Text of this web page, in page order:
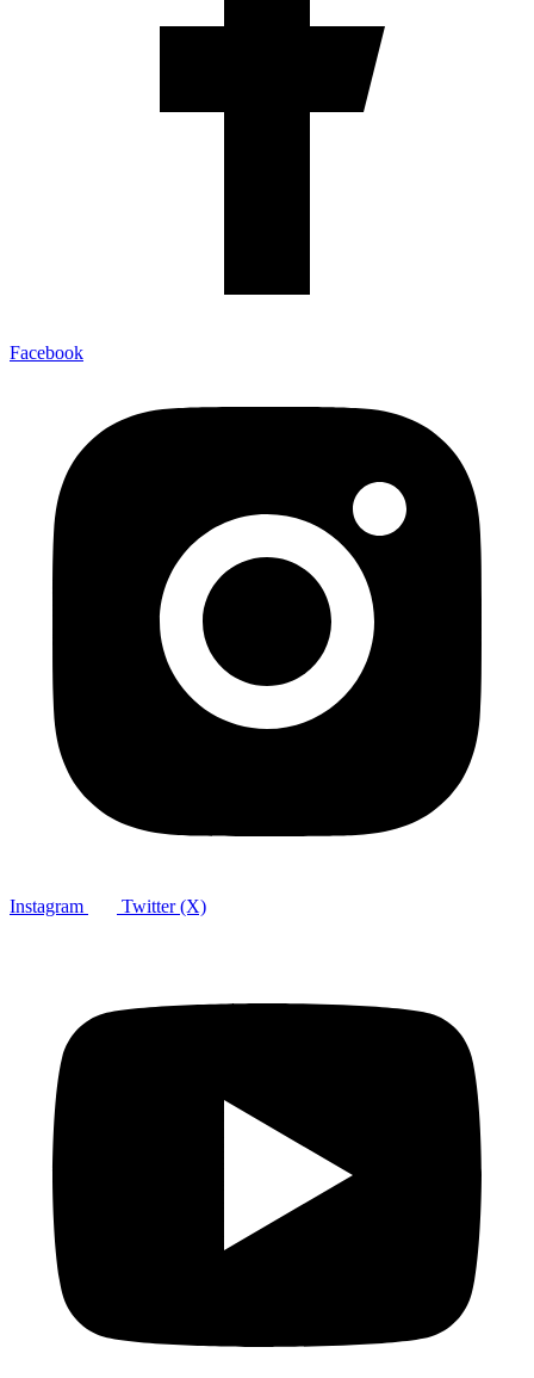
Facebook
Instagram Twitter (X)